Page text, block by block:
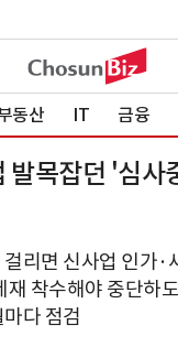
동산 IT 금융
발목잡던 '심사
리면 신사업 인가·
재 착수해야 중단하
다 점검